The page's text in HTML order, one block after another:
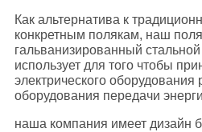
Как альтернатива к
конкретным полякам, наш
гальванизированный
использует для того чтобы
электрического оборудования
оборудования передачи
наша компания имеет дизайн